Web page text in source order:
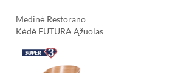
Medinė Restorano
Kėdė FUTURA Ąžuolas